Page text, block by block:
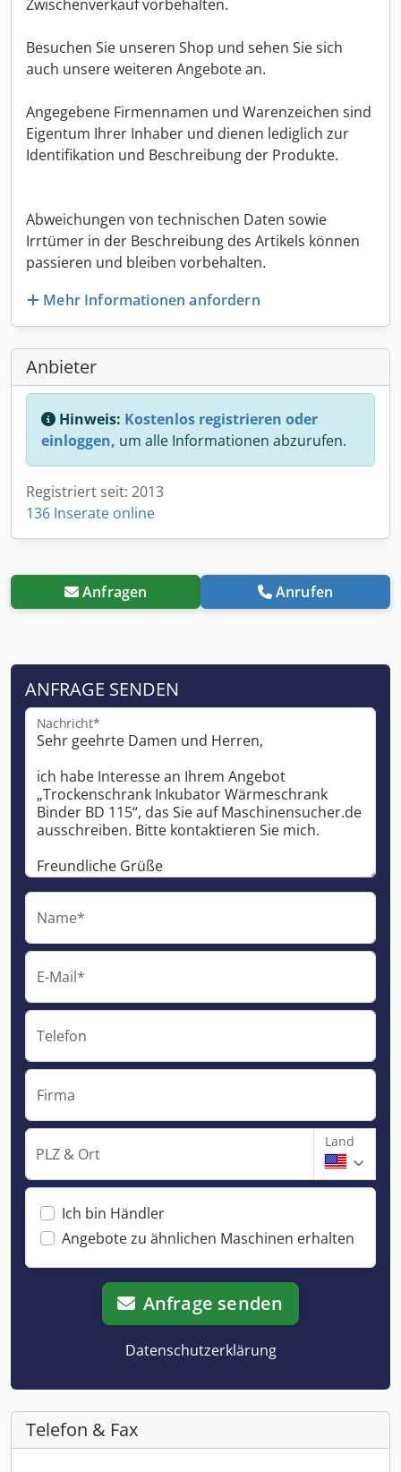
Zwischenverkauf vorbehalten.
Besuchen Sie unseren Shop und sehen Sie sich
auch unsere weiteren Angebote an.
Angegebene Firmennamen und Warenzeichen sind
Eigentum Ihrer Inhaber und dienen lediglich zur
Identifikation und Beschreibung der Produkte.
Abweichungen von technischen Daten sowie
Irrtümer in der Beschreibung des Artikels können
passieren und bleiben vorbehalten.
Mehr Informationen anfordern
Anbieter
Hinweis: Kostenlos registrieren oder
einloggen, um alle Informationen abzurufen.
Registriert seit: 2013
136 Inserate online
Anfragen Anrufen
ANFRAGE SENDEN
Nachricht*
Name*
E-Mail*
Telefon
Firma
PLZ & Ort
Land
Ich bin Händler
Angebote zu ähnlichen Maschinen erhalten
Anfrage senden
Datenschutzerklärung
Telefon & Fax